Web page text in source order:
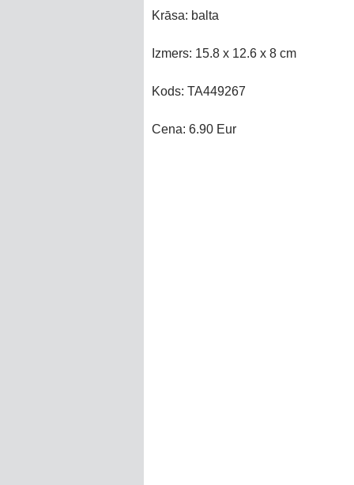
Krāsa: balta
Izmers: 15.8 x 12.6 x 8 cm
Kods: TA449267
Cena: 6.90 Eur